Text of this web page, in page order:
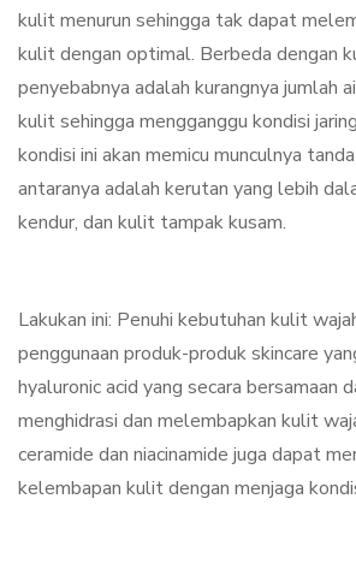
kulit menurun sehingga tak dapat
kulit dengan optimal. Berbeda dengan
penyebabnya adalah kurangnya jumlah
kulit sehingga mengganggu kondisi
kondisi ini akan memicu munculnya
antaranya adalah kerutan yang lebih
kendur, dan kulit tampak kusam.
Lakukan ini: Penuhi kebutuhan kulit
penggunaan produk-produk skincare
hyaluronic acid yang secara bersamaan
menghidrasi dan melembapkan kulit
ceramide dan niacinamide juga dapat
kelembapan kulit dengan menjaga